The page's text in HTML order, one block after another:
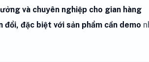
và chuyên nghiệp cho gian hàng
đổi, đặc biệt với sản phẩm cần demo